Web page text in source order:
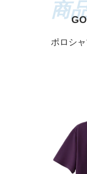
ポロシ